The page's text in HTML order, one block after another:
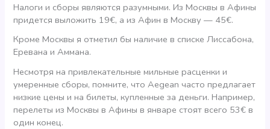
Налоги и сборы являются разумными. Из Москвы в Афины
придется выложить 19€, а из Афин в Москву — 45€.
Кроме Москвы я отметил бы наличие в списке Лиссабона,
Еревана и Аммана.
Несмотря на привлекательные мильные расценки и
умеренные сборы, помните, что Aegean часто предлагает
низкие цены и на билеты, купленные за деньги. Например,
перелеты из Москвы в Афины в январе стоят всего 53€ в
один конец.